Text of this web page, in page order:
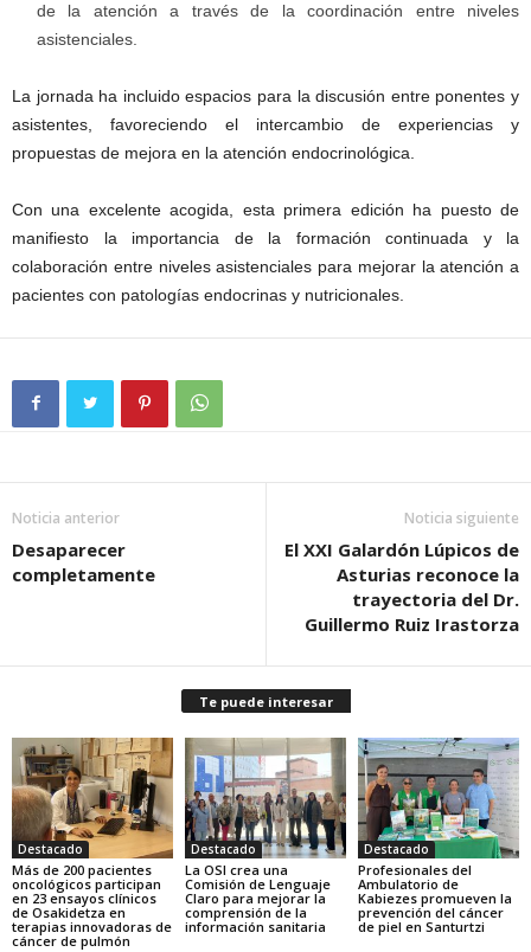
de la atención a través de la coordinación entre niveles
asistenciales.
La jornada ha incluido espacios para la discusión entre ponentes y
asistentes, favoreciendo el intercambio de experiencias y
propuestas de mejora en la atención endocrinológica.
Con una excelente acogida, esta primera edición ha puesto de
manifiesto la importancia de la formación continuada y la
colaboración entre niveles asistenciales para mejorar la atención a
pacientes con patologías endocrinas y nutricionales.
Noticia anterior
Desaparecer
completamente
Noticia siguiente
El XXI Galardón Lúpicos de
Asturias reconoce la
trayectoria del Dr.
Guillermo Ruiz Irastorza
Te puede interesar
Destacado
Más de 200 pacientes
oncológicos participan
en 23 ensayos clínicos
de Osakidetza en
terapias innovadoras de
cáncer de pulmón
Destacado
La OSI crea una
Comisión de Lenguaje
Claro para mejorar la
comprensión de la
información sanitaria
Destacado
Profesionales del
Ambulatorio de
Kabiezes promueven la
prevención del cáncer
de piel en Santurtzi